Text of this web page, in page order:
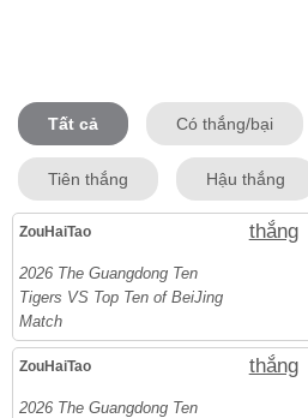
Tất cả Có thắng/bại
Tiên thắng Hậu thắng
ZouHaiTao thắng
2026 The Guangdong Ten
Tigers VS Top Ten of BeiJing
Match
ZouHaiTao thắng
2026 The Guangdong Ten